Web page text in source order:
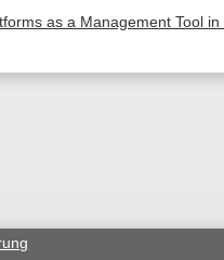
as a Management Tool